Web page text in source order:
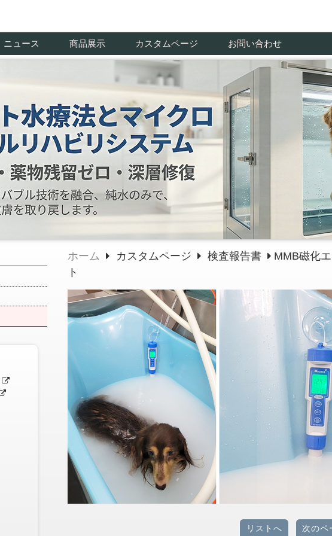
ニュース 商品展示 カスタムページ お問い合わせ
ホーム カスタムページ 検査報告書
MMB磁化
ト
リストへ 次のペ